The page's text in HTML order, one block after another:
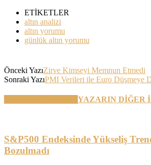
ETİKETLER
altın analizi
altın yorumu
günlük altın yorumu
Önceki YazıZirve Kimseyi Memnun Etmedi
Sonraki YazıPMI Verileri ile Euro Düşmeye
YAZARIN DİĞER
S&P500 Endeksinde Yükseliş
Bozulmadı